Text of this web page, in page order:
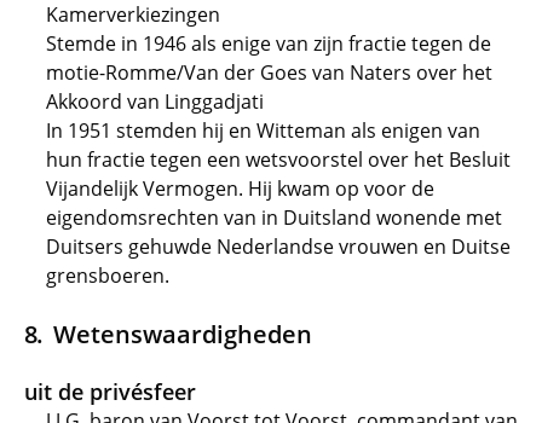
Kamerverkiezingen
Stemde in 1946 als enige van zijn fractie tegen de
motie-Romme/Van der Goes van Naters over het
Akkoord van Linggadjati
In 1951 stemden hij en Witteman als enigen van
hun fractie tegen een wetsvoorstel over het Besluit
Vijandelijk Vermogen. Hij kwam op voor de
eigendomsrechten van in Duitsland wonende met
Duitsers gehuwde Nederlandse vrouwen en Duitse
grensboeren.
Wetenswaardigheden
uit de privésfeer